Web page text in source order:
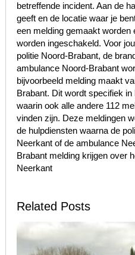
betreffende incident. Aan de
geeft en de locatie waar je
een melding gemaakt worden
worden ingeschakeld. Voor
politie Noord-Brabant, de
ambulance Noord-Brabant
bijvoorbeeld melding maakt
Brabant. Dit wordt specifiek
waarin ook alle andere 112
vinden zijn. Deze meldingen
de hulpdiensten waarna de
Neerkant of de ambulance
Brabant melding krijgen over
Neerkant
Related Posts